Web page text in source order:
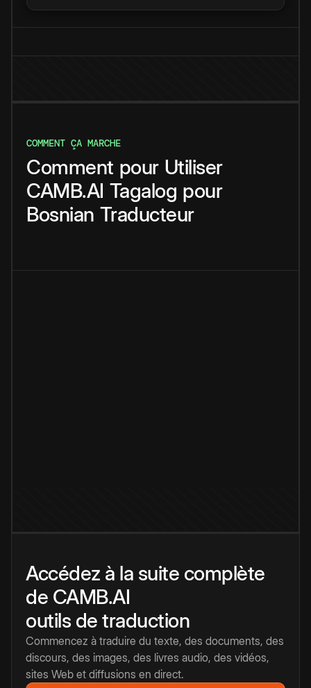
COMMENT ÇA MARCHE
Comment pour Utiliser
CAMB.AI Tagalog pour
Bosnian Traducteur
Accédez à la suite complète
de CAMB.AI
outils de traduction
Commencez à traduire du texte, des documents, des
discours, des images, des livres audio, des vidéos,
sites Web et diffusions en direct.